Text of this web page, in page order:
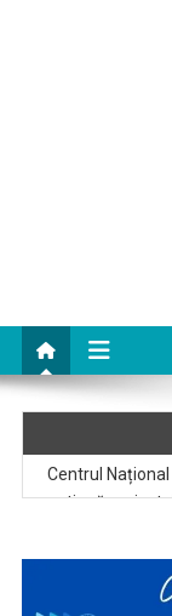
Centrul
continuă